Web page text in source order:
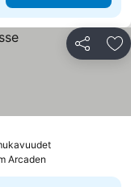
Jaa
Katso hinnat
Arcaden